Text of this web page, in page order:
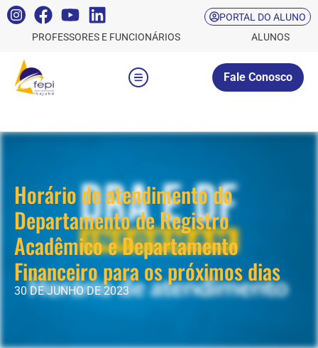
PORTAL DO ALUNO
PROFESSORES E FUNCIONÁRIOS
ALUNOS
Fale Conosco
Horário de atendimento do
Departamento de Registro
Acadêmico e Departamento
Financeiro para os próximos dias
30 DE JUNHO DE 2023